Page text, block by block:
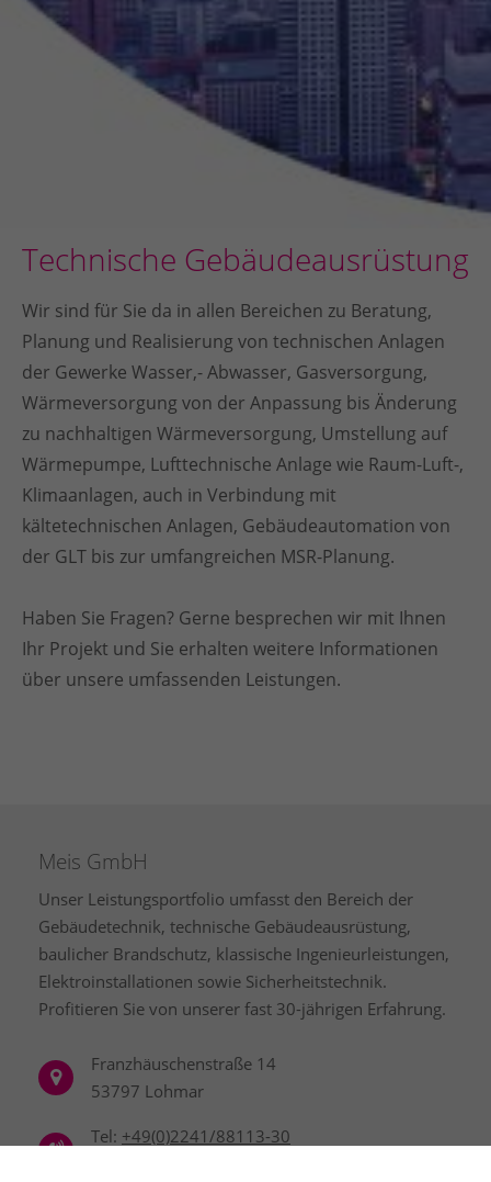
Technische Gebäudeausrüstung
Wir sind für Sie da in allen Bereichen zu Beratung,
Planung und Realisierung von technischen Anlagen
der Gewerke Wasser,- Abwasser, Gasversorgung,
Wärmeversorgung von der Anpassung bis Änderung
zu nachhaltigen Wärmeversorgung, Umstellung auf
Wärmepumpe, Lufttechnische Anlage wie Raum-Luft-,
Klimaanlagen, auch in Verbindung mit
kältetechnischen Anlagen, Gebäudeautomation von
der GLT bis zur umfangreichen MSR-Planung.
Haben Sie Fragen? Gerne besprechen wir mit Ihnen
Ihr Projekt und Sie erhalten weitere Informationen
über unsere umfassenden Leistungen.
Meis GmbH
Unser Leistungsportfolio umfasst den Bereich der
Gebäudetechnik, technische Gebäudeausrüstung,
baulicher Brandschutz, klassische Ingenieurleistungen,
Elektroinstallationen sowie Sicherheitstechnik.
Profitieren Sie von unserer fast 30-jährigen Erfahrung.
Franzhäuschenstraße 14
53797 Lohmar
Tel: +49(0)2241/88113-30